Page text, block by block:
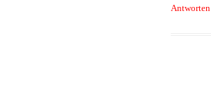
Antworten